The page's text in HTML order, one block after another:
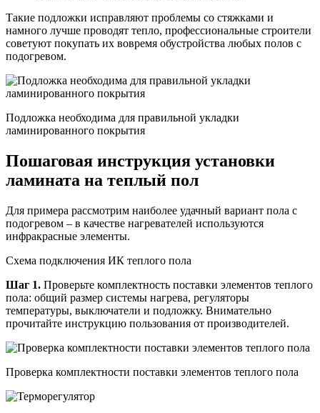
Такие подложки исправляют проблемы со стяжками и
намного лучше проводят тепло, профессиональные строители
советуют покупать их вовремя обустройства любых полов с
подогревом.
Подложка необходима для правильной укладки
ламинированного покрытия
Пошаговая инструкция установки
ламината на теплый пол
Для примера рассмотрим наиболее удачный вариант пола с
подогревом – в качестве нагревателей используются
инфракрасные элементы.
Схема подключения ИК теплого пола
Шаг 1. Проверьте комплектность поставки элементов теплого
пола: общий размер системы нагрева, регуляторы
температуры, выключатели и подложку. Внимательно
прочитайте инструкцию пользования от производителей.
Проверка комплектности поставки элементов теплого пола